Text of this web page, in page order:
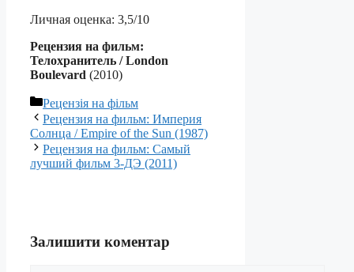
Личная оценка: 3,5/10
Рецензия на фильм:
Телохранитель / London
Boulevard (2010)
Категорії
Рецензія на фільм
Рецензия на фильм: Империя
Солнца / Empire of the Sun (1987)
Рецензия на фильм: Самый
лучший фильм 3-ДЭ (2011)
Залишити коментар